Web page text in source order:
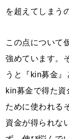
を超えてしまう
この点について
強めています。
うと『kin募金』
kin募金で得た
ために使われる
資金が得られな